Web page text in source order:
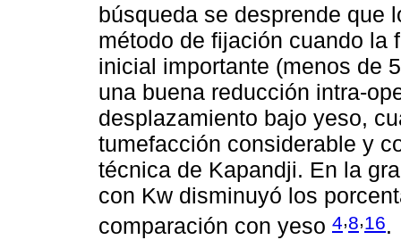
búsqueda se desprende que
método de fijación cuando la
inicial importante (menos de
una buena reducción intra-
desplazamiento bajo yeso,
tumefacción considerable y
técnica de Kapandji. En la
con Kw disminuyó los
comparación con yeso 4,8,16.